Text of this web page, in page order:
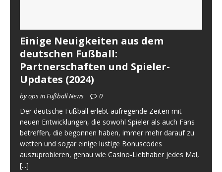
Einige Neuigkeiten aus dem
deutschen Fußball:
Partnerschaften und Spieler-
Updates (2024)
by ops in Fußball News 0
Der deutsche Fußball erlebt aufregende Zeiten mit
neuen Entwicklungen, die sowohl Spieler als auch Fans
betreffen, die begonnen haben, immer mehr darauf zu
wetten und sogar einige lustige Bonuscodes
auszuprobieren, genau wie Casino-Liebhaber jedes Mal,
[...]